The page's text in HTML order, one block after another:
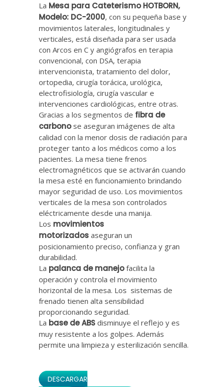
La Mesa para Cateterismo HOTBORN,
Modelo: DC-2000, con su pequeña base y
movimientos laterales, longitudinales y
verticales, está diseñada para ser usada
con Arcos en C y angiógrafos en terapia
convencional, con DSA, terapia
intervencionista, tratamiento del dolor,
ortopedia, cirugía torácica, urológica,
electrofisiología, cirugía vascular e
intervenciones cardiológicas, entre otras.
Gracias a los segmentos de fibra de
carbonose aseguran imágenes de alta
calidad con la menor dosis de radiación para
proteger tanto a los médicos como a los
pacientes. La mesa tiene frenos
electromagnéticos que se activarán cuando
la mesa esté en funcionamiento brindando
mayor seguridad de uso. Los movimientos
verticales de la mesa son controlados
eléctricamente desde una manija.
Los movimientos
motorizados aseguran un
posicionamiento preciso, confianza y gran
durabilidad.
La palanca de manejofacilita la
operación y controla el movimiento
horizontal de la mesa. Los sistemas de
frenado tienen alta sensibilidad
proporcionando seguridad.
La base de ABS disminuye el reflejo y es
muy resistente a los golpes. Además
permite una limpieza y esterilización sencilla.
DESCARGAR